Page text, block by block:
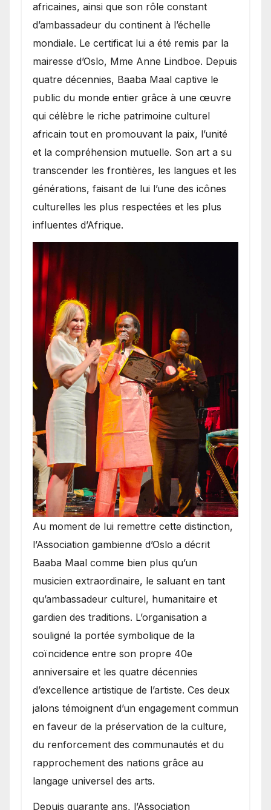
africaines, ainsi que son rôle constant
d’ambassadeur du continent à l’échelle
mondiale. Le certificat lui a été remis par la
mairesse d’Oslo, Mme Anne Lindboe. Depuis
quatre décennies, Baaba Maal captive le
public du monde entier grâce à une œuvre
qui célèbre le riche patrimoine culturel
africain tout en promouvant la paix, l’unité
et la compréhension mutuelle. Son art a su
transcender les frontières, les langues et les
générations, faisant de lui l’une des icônes
culturelles les plus respectées et les plus
influentes d’Afrique.
​Au moment de lui remettre cette distinction,
l’Association gambienne d’Oslo a décrit
Baaba Maal comme bien plus qu’un
musicien extraordinaire, le saluant en tant
qu’ambassadeur culturel, humanitaire et
gardien des traditions. L’organisation a
souligné la portée symbolique de la
coïncidence entre son propre 40e
anniversaire et les quatre décennies
d’excellence artistique de l’artiste. Ces deux
jalons témoignent d’un engagement commun
en faveur de la préservation de la culture,
du renforcement des communautés et du
rapprochement des nations grâce au
langage universel des arts.
​Depuis quarante ans, l’Association